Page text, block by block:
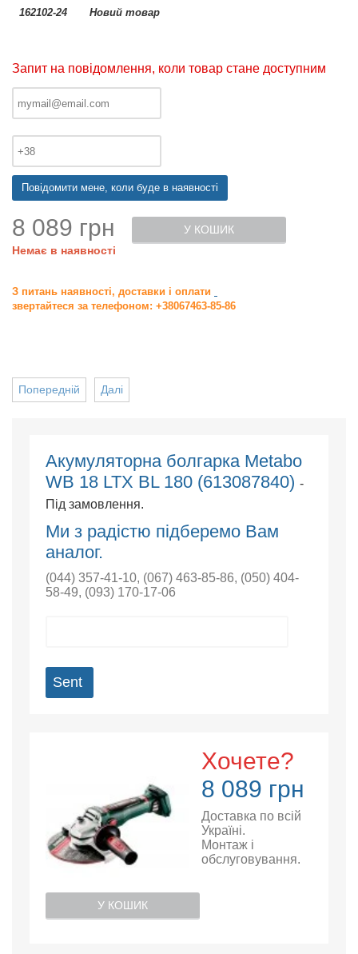
162102-24
Новий товар
Запит на повідомлення, коли товар стане доступним
Повідомити мене, коли буде в наявності
8 089 грн
Немає в наявності
У КОШИК
З питань наявності, доставки і оплати
звертайтеся за телефоном: +38067463-85-86
Далі
Попередній
Акумуляторна болгарка Metabo
WB 18 LTX BL 180 (613087840) -
Під замовлення.
Ми з радістю підберемо Вам
аналог.
(044) 357-41-10, (067) 463-85-86, (050) 404-
58-49, (093) 170-17-06
Sent
Хочете?
8 089 грн
Доставка по всій
Україні.
Монтаж і
обслуговування.
У КОШИК